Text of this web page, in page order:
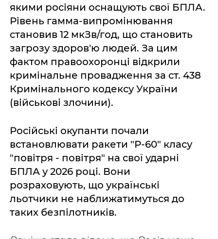
якими росіяни оснащують свої БПЛА.
Рівень гамма-випромінювання
становив 12 мкЗв/год, що становить
загрозу здоров'ю людей. За цим
фактом правоохоронці відкрили
кримінальне провадження за ст. 438
Кримінального кодексу України
(військові злочини).
Російські окупанти почали
встановлювати ракети "Р-60" класу
"повітря - повітря" на свої ударні
БПЛА у 2026 році. Вони
розраховують, що українські
льотчики не наближатимуться до
таких безпілотників.